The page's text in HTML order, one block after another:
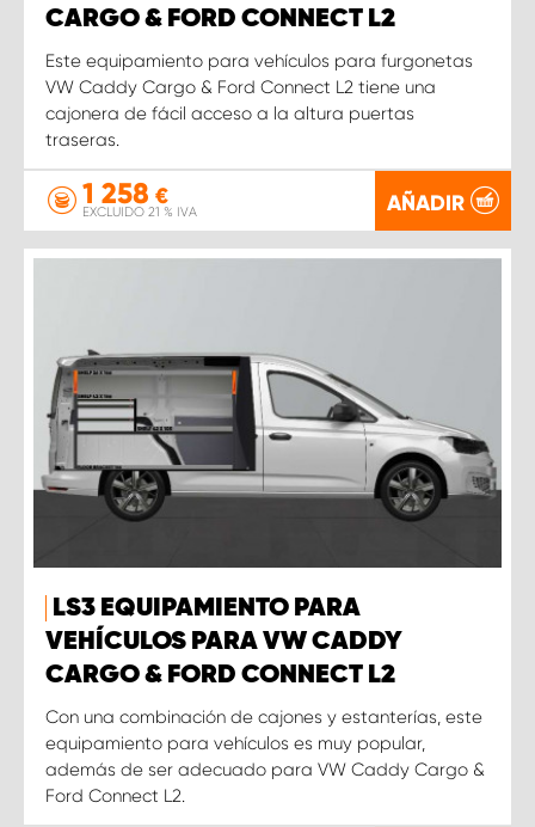
CARGO & FORD CONNECT L2
Este equipamiento para vehículos para furgonetas
VW Caddy Cargo & Ford Connect L2 tiene una
cajonera de fácil acceso a la altura puertas
traseras.
1 258 €
EXCLUIDO 21 % IVA AÑADIR
LS3 EQUIPAMIENTO PARA
VEHÍCULOS PARA VW CADDY
CARGO & FORD CONNECT L2
Con una combinación de cajones y estanterías, este
equipamiento para vehículos es muy popular,
además de ser adecuado para VW Caddy Cargo &
Ford Connect L2.